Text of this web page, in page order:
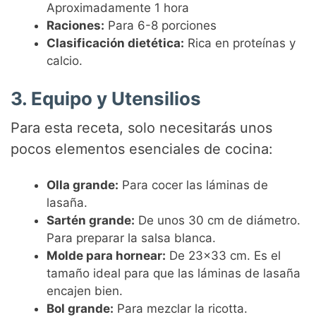
o
Aproximadamente 1 hora
Raciones: Para 6-8 porciones
Clasificación dietética: Rica en proteínas y
calcio.
3. Equipo y Utensilios
Para esta receta, solo necesitarás unos
pocos elementos esenciales de cocina:
Olla grande: Para cocer las láminas de
lasaña.
Sartén grande: De unos 30 cm de diámetro.
Para preparar la salsa blanca.
Molde para hornear: De 23×33 cm. Es el
tamaño ideal para que las láminas de lasaña
encajen bien.
Bol grande: Para mezclar la ricotta.